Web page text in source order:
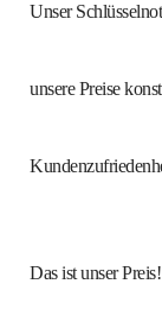
Unser
unsere Preise
Das ist unser Preis!